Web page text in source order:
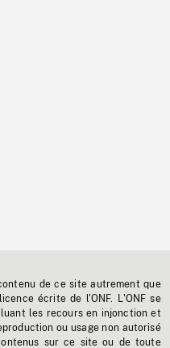
de ce site autrement que
écrite de l'ONF. L'ONF se
les recours en injonction et
ou usage non autorisé
sur ce site ou de toute